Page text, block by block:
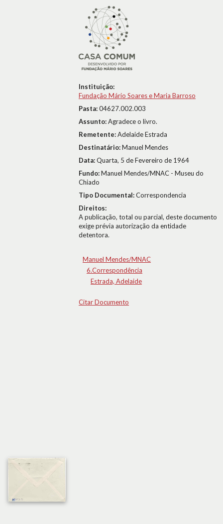
Instituição:
Fundação Mário Soares e Maria Barroso
Pasta:04627.002.003
Assunto:Agradece o livro.
Remetente:Adelaide Estrada
Destinatário:Manuel Mendes
Data:Quarta, 5 de Fevereiro de 1964
Fundo:Manuel Mendes/MNAC - Museu do
Chiado
Tipo Documental:Correspondencia
Direitos:
A publicação, total ou parcial, deste documento
exige prévia autorização da entidade
detentora.
Manuel Mendes/MNAC
6.Correspondência
Estrada, Adelaide
Citar Documento